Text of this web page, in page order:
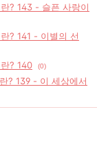
? 143 - 슬픈 사랑이
? 141 - 이별의 선
? 140
(0)
? 139 - 이 세상에서